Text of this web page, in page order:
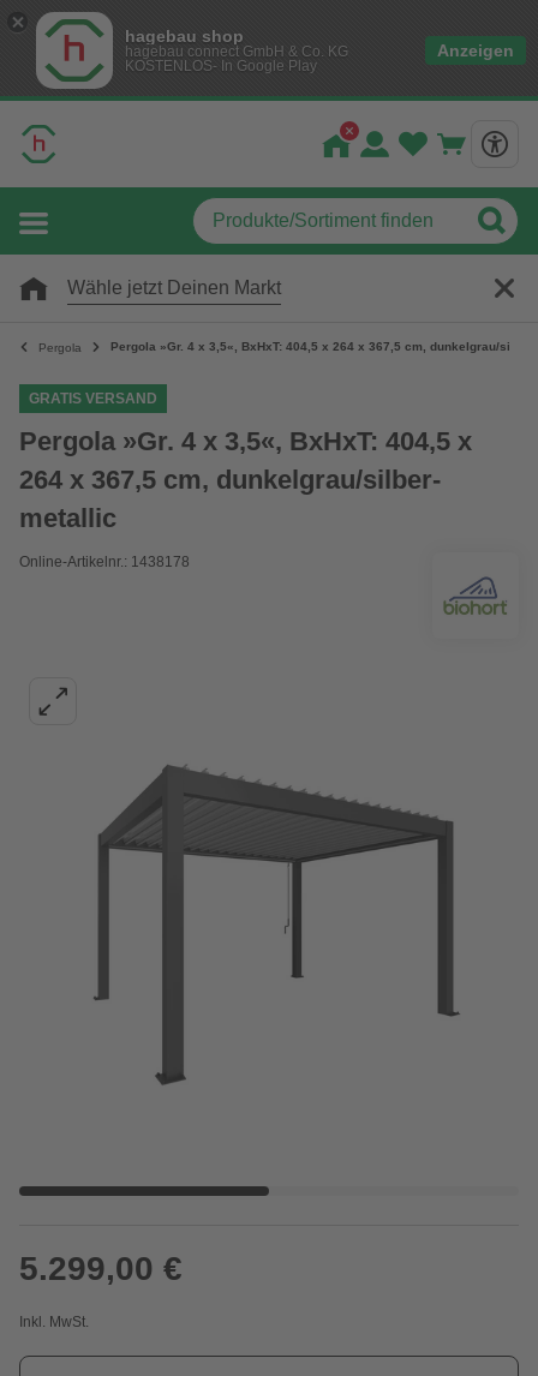
hagebau shop
hagebau connect GmbH & Co. KG
KOSTENLOS- In Google Play
Anzeigen
Wähle jetzt Deinen Markt
Pergola Pergola »Gr. 4 x 3,5«, BxHxT: 404,5 x 264 x 367,5 cm, dunkelgrau/
GRATIS VERSAND
Pergola »Gr. 4 x 3,5«, BxHxT: 404,5 x
264 x 367,5 cm, dunkelgrau/silber-
metallic
Online-Artikelnr.: 1438178
5.299,00 €
Inkl. MwSt.